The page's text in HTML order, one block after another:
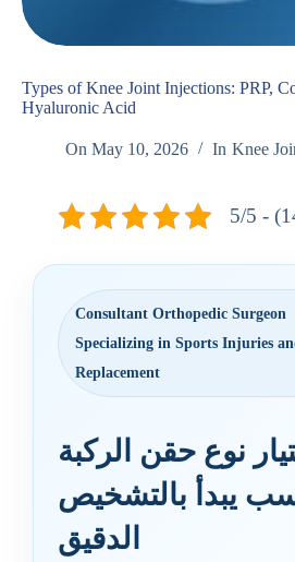
Types of Knee Joint Injections: PRP,
Hyaluronic Acid
On May 10, 2026 In Knee
5/5 -
Consultant Orthopedic Surgeon
Specializing in Sports Injuries
Replacement
نوع حقن الركبة
يبدأ بالتشخيص
الدقيق